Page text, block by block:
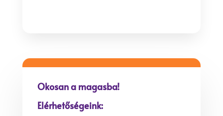
Okosan a magasba!
Elérhetőségeink: